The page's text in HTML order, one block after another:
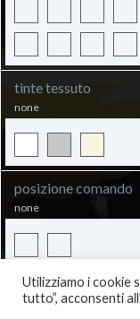
tinte tessuto
none
posizione comando
none
ADD TO CART
Utilizziamo i cookie
tutto”, acconsenti